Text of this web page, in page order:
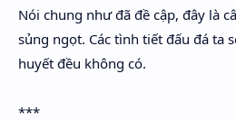
Nói chung như đã đề cập, đây là
sủng ngọt. Các tình tiết đấu đá ta
huyết đều không có.
***